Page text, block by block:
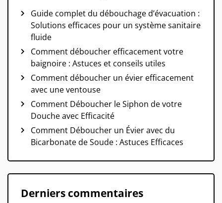
Guide complet du débouchage d’évacuation :
Solutions efficaces pour un système sanitaire
fluide
Comment déboucher efficacement votre
baignoire : Astuces et conseils utiles
Comment déboucher un évier efficacement
avec une ventouse
Comment Déboucher le Siphon de votre
Douche avec Efficacité
Comment Déboucher un Évier avec du
Bicarbonate de Soude : Astuces Efficaces
Derniers commentaires